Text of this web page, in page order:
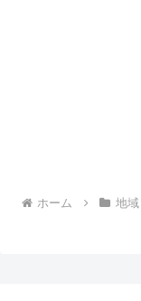
ホーム 地域